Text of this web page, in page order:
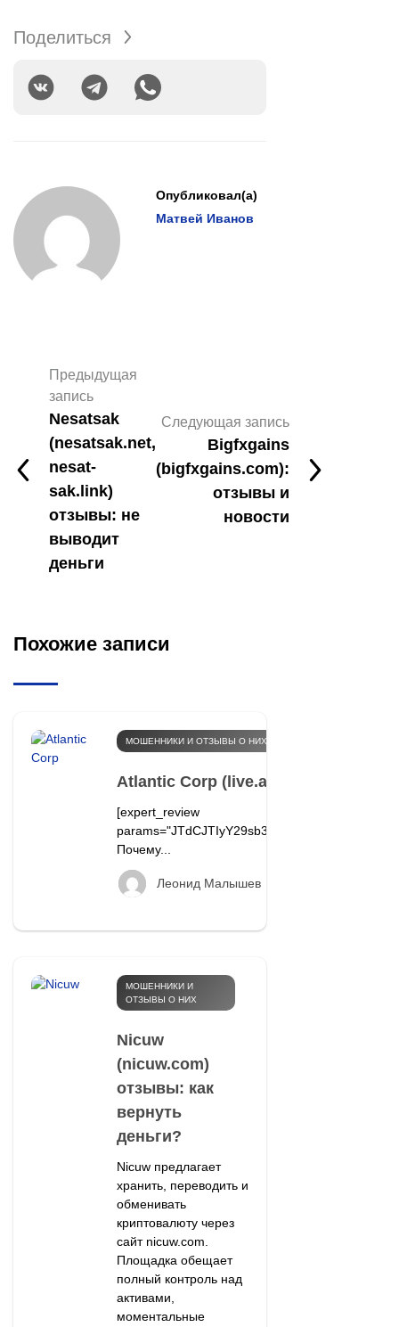
Поделиться
Опубликовал(а)
Матвей Иванов
Предыдущая
запись
Nesatsak
(nesatsak.net,
nesat-
sak.link)
отзывы: не
выводит
деньги
Следующая запись
Bigfxgains
(bigfxgains.com):
отзывы и
новости
Похожие записи
МОШЕННИКИ И ОТЗЫВЫ О НИХ
Atlantic Corp (live.atlant.ink,
[expert_review
Почему...
Леонид Малышев
МОШЕННИКИ И
ОТЗЫВЫ О НИХ
Nicuw
(nicuw.com)
отзывы: как
вернуть
деньги?
Nicuw предлагает
хранить, переводить и
обменивать
криптовалюту через
сайт nicuw.com.
Площадка обещает
полный контроль над
активами,
моментальные